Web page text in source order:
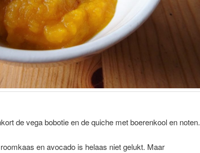
de vega bobotie en de quiche met boerenkool en noten.
en avocado is helaas niet gelukt. Maar